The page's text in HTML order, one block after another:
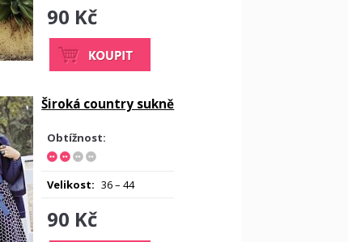
90 Kč
Široká country sukně
Obtížnost:
Velikost: 36 – 44
90 Kč